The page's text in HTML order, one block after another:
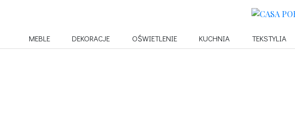
MEBLE DEKORACJE OŚWIETLENIE KUCHNIA TEKSTYLIA